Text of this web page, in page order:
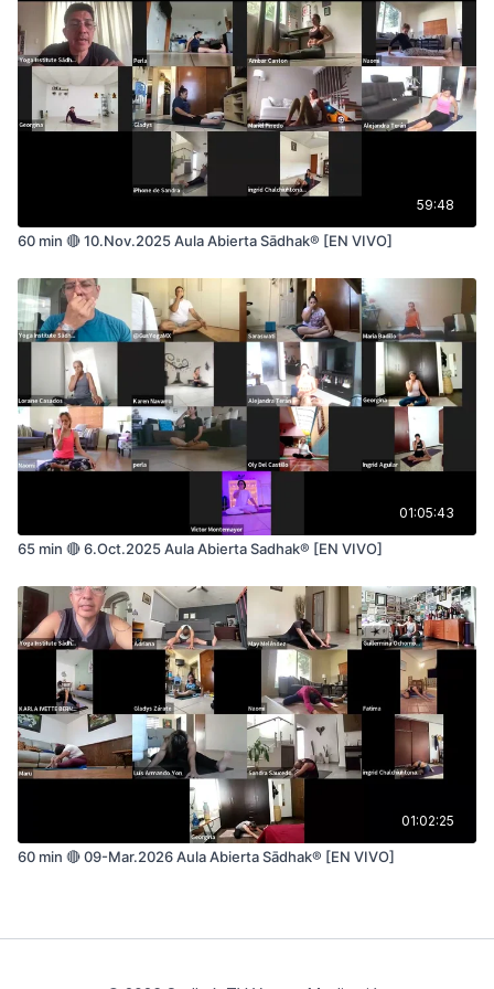
59:48
60 min 🔴 10.Nov.2025 Aula Abierta Sādhak® [EN VIVO]
01:05:43
65 min 🔴 6.Oct.2025 Aula Abierta Sadhak® [EN VIVO]
01:02:25
60 min 🔴 09-Mar.2026 Aula Abierta Sādhak® [EN VIVO]